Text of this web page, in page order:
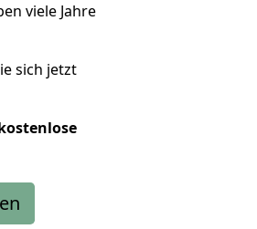
viele Jahre
sich jetzt